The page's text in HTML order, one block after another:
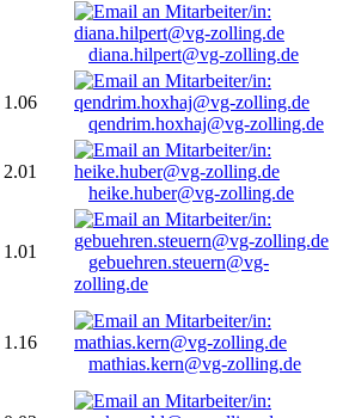
diana.hilpert@vg-zolling.de
1.06
qendrim.hoxhaj@vg-zolling.de
2.01
heike.huber@vg-zolling.de
1.01
gebuehren.steuern@vg-
zolling.de
1.16
mathias.kern@vg-zolling.de